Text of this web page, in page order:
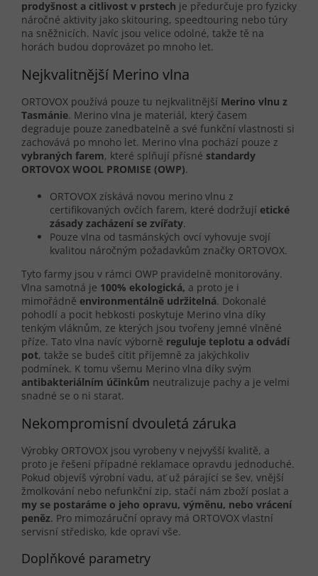
prodyšnost a citlivost v prstech je předurčuje pro fyzicky
náročné aktivity jako skitouring, speedtouring nebo túry
na sněžnicích. Navíc jsou velice odolné, takže tě na
horách budou doprovázet po mnoho let.
Nejkvalitnější Merino vlna
ORTOVOX používá pouze tu nejkvalitnější Merino vlnu z
Tasmánie. Merino vlna je materiál, který časem
degraduje pouze zanedbatelně a své funkční vlastnosti si
zachovává po mnoho let. Merino vlna pochází pouze z
vybraných farem, které splňují přísné standardy
ORTOVOX WOOL PROMISE (OWP).
ORTOVOX získává novou merino vlnu z
certifikovaných ovčích farem, které dodržují etické
zásady zacházení se zvířaty.
Pouze vlna od tasmánských ovcí vyhovuje svojí
kvalitou náročným požadavkům značky ORTOVOX.
Tyto farmy jsou v rámci OWP pravidelně monitorovány.
Vlna samotná je 100% ekologická, a proto je i
mimořádně environmentálně udržitelná. Dokonalé
pohodlí a pocit hebkosti poskytuje Merino vlna díky
tenkým vláknům, ze kterých jsou tvořeny jemné vlněné
příze. Tato vlna navíc výborně reguluje teplotu a odvádí
pot, takže se budeš cítit příjemně za jakýchkoliv
podmínek. K tomu všemu Merino vlna díky svým
antibakteriálním účinkům neutralizuje pachy a je velmi
snadné se o ni starat.
Nekompromisní dvouletá záruka
Výrobky ORTOVOX jsou vyrobeny v nejvyšší kvalitě, a
proto je řešení případné reklamace opravdu jednoduché.
Pokud objevíš výrobní vadu, ať už párající se šev, vnější
žmolkování nebo nefunkční zip, stačí nám zboží poslat a
my se postaráme o jeho opravu, výměnu, nebo vrácení
peněz. Pro mimozáruční opravy má ORTOVOX vlastní
servisní středisko, kde opraví vše.
Doplňkové parametry